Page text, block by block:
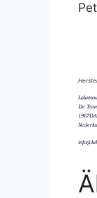
De